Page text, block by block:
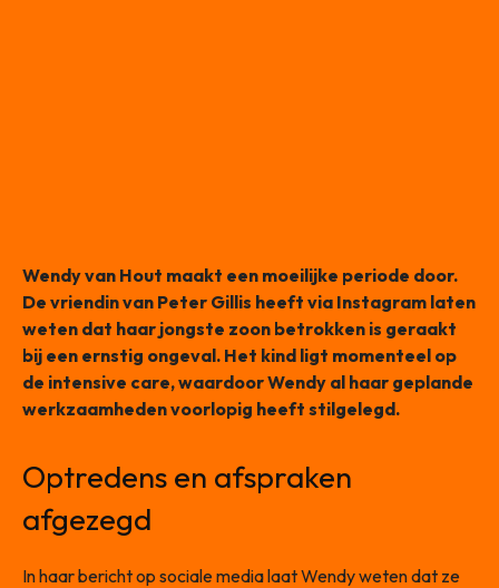
Wendy van Hout maakt een moeilijke periode door.
De vriendin van Peter Gillis heeft via Instagram laten
weten dat haar jongste zoon betrokken is geraakt
bij een ernstig ongeval. Het kind ligt momenteel op
de intensive care, waardoor Wendy al haar geplande
werkzaamheden voorlopig heeft stilgelegd.
Optredens en afspraken
afgezegd
In haar bericht op sociale media laat Wendy weten dat ze